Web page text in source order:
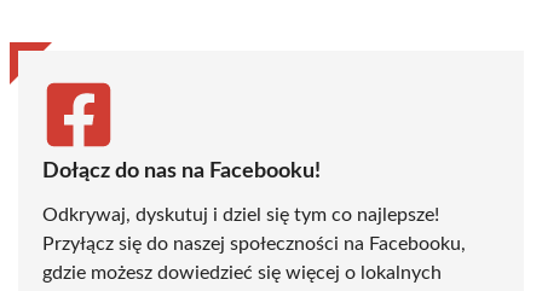
Dołącz do nas na Facebooku!
Odkrywaj, dyskutuj i dziel się tym co najlepsze!
Przyłącz się do naszej społeczności na Facebooku,
gdzie możesz dowiedzieć się więcej o lokalnych